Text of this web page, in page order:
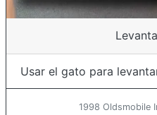
Usar el gato para
1998 Oldsmobile